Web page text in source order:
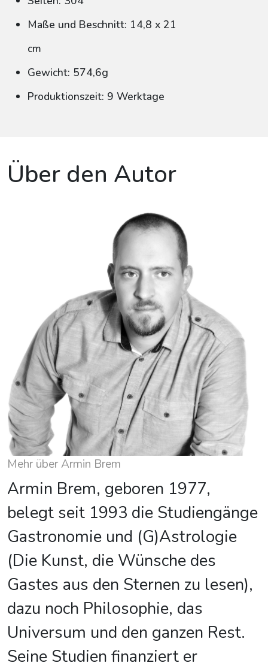
Maße und Beschnitt: 14,8 x 21
cm
Gewicht: 574,6g
Produktionszeit: 9 Werktage
Über den Autor
Mehr über Armin Brem
Armin Brem, geboren 1977,
belegt seit 1993 die Studiengänge
Gastronomie und (G)Astrologie
(Die Kunst, die Wünsche des
Gastes aus den Sternen zu lesen),
dazu noch Philosophie, das
Universum und den ganzen Rest.
Seine Studien finanziert er